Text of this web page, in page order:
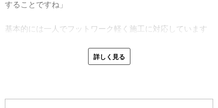
和歌山県和歌山市の屋根塗装工事について尋ねました。和
て乾くのが速くなっているので、冬でも問題なく施工でき
るとのことでした。また沿岸部では、塩害対策として塩に
することですね」
基本的には一人でフットワーク軽く施工に対応しています
何人もいるので、問題なく対応できます。職人仲間たちは
技術的にも申し分なく、安心して仕事を任せられる方々と
最後に「やねいろは」をご覧になっている、雨漏りや塗
詳しく見る